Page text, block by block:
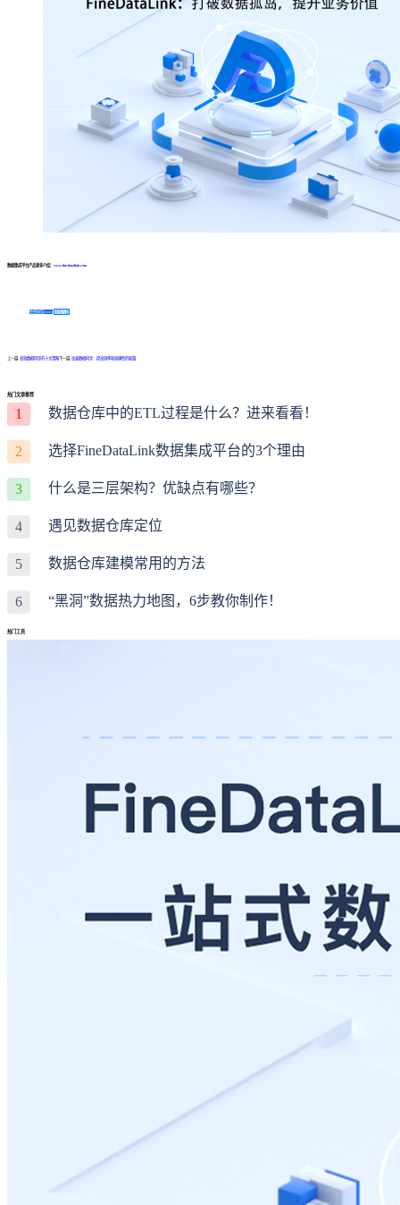
数据集成平台产品更多介绍： www.finedatalink.com
免费体验Demo 咨询方案
上一篇: 高效数据同步的十大策略下一篇: 加速数据同步：提高效率和准确性的秘籍
热门文章推荐
1 数据仓库中的ETL过程是什么？进来看看！
2 选择FineDataLink数据集成平台的3个理由
3 什么是三层架构？优缺点有哪些？
4 遇见数据仓库定位
5 数据仓库建模常用的方法
6 “黑洞”数据热力地图，6步教你制作！
热门工具